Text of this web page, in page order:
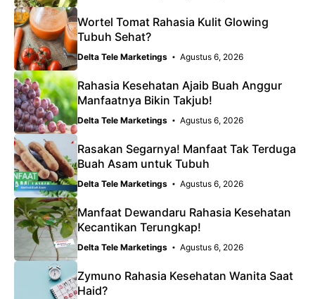
Wortel Tomat Rahasia Kulit Glowing
Tubuh Sehat?
Delta Tele Marketings Agustus 6, 2026
Rahasia Kesehatan Ajaib Buah Anggur
Manfaatnya Bikin Takjub!
Delta Tele Marketings Agustus 6, 2026
Rasakan Segarnya! Manfaat Tak Terduga
Buah Asam untuk Tubuh
Delta Tele Marketings Agustus 6, 2026
Manfaat Dewandaru Rahasia Kesehatan
Kecantikan Terungkap!
Delta Tele Marketings Agustus 6, 2026
Zymuno Rahasia Kesehatan Wanita Saat
Haid?